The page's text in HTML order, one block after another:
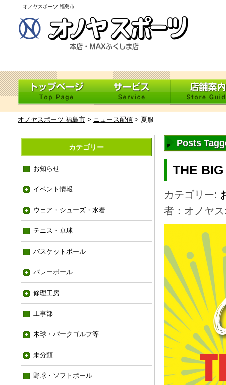
オノヤスポーツ 福島市
オノヤスポーツ 福島市 > ニュース配信 > 夏服
カテゴリー
お知らせ
イベント情報
ウェア・シューズ・水着
テニス・卓球
バスケットボール
バレーボール
修理工房
工事部
木球・パークゴルフ等
未分類
野球・ソフトボール
Posts
THE
カテゴリー:
者：オノヤ